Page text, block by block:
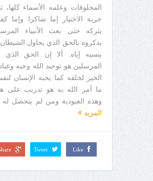
المخلوقات وعلمه الأسماء كلها،
حرية الاختيار إما شاكرا وإما
يتركه حتى بعث الأنبياء
يذكروه بالحق الذي يحاول الشيطان
ينسيه إياه. ألا إن الحق
المرسلين هو توحيد الله وحبه
الخير لخلقه كما يحبه الإنسان
ما أمر الله به هو تدريب على
وهذه العبودية ومن لم يتحصل
المزيد
Like
Tweet